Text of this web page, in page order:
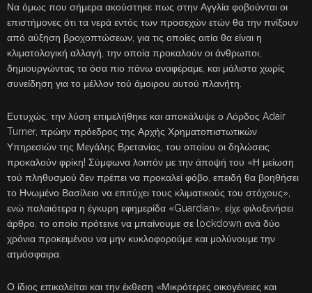
Να όμως που σήμερα ακούστηκε πως στην Αγγλία φοβούνται οι
επιστήμονες ότι τα νερά εντός των προσεχών ετών θα την πνίξουν
από αύξηση βροχοπτώσεων, για τις οποίες αιτία θα είναι η
κλιματολογική αλλαγή, την οποία προκαλούν οι άνθρωποι,
δημιουργώντας τα όσα πιο πάνω αναφέραμε, και μάλιστα χωρίς
συνείδηση για το μέλλον τού άμοιρου αυτού πλανήτη.
Ευτυχώς, την λύση επιμελήθηκε και αποκάλυψε ο Λόρδος Adair
Turner, πρώην πρόεδρος της Αρχής Χρηματοπιστωτικών
Υπηρεσιών της Μεγάλης Βρετανίας, του οποίου οι δηλώσεις
προκαλούν φρίκη! Σύμφωνα λοιπόν με την άποψή του «Η μείωση
τού πληθυσμού δεν πρέπει να προκαλεί φόβο, επειδή θα βοηθήσει
το Ηνωμένο Βασίλειο να επιτύχει τους κλιματικούς του στόχους»,
ενώ παλαιότερα η έγκυρη εφημερίδα «Guardian», είχε φιλοξενήσει
άρθρο, το οποίο πρότεινε να μπαίνουμε σε lockdown ανά δύο
χρόνια προκειμένου να μην κυκλοφορούμε και μολύνουμε την
ατμόσφαιρα.
Ο ίδιος επικαλείται και την έκθεση «Μικρότερες οικογένειες και